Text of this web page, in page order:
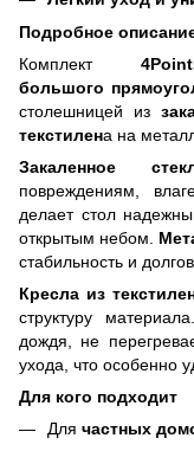
Подробное
Комплект
большого
столешницей из
текстилена на
Закаленное
повреждениям,
делает стол
открытым небом.
стабильность и
Кресла из
структуру
дождя, не
ухода, что особенно
Для кого подходит
Для частных